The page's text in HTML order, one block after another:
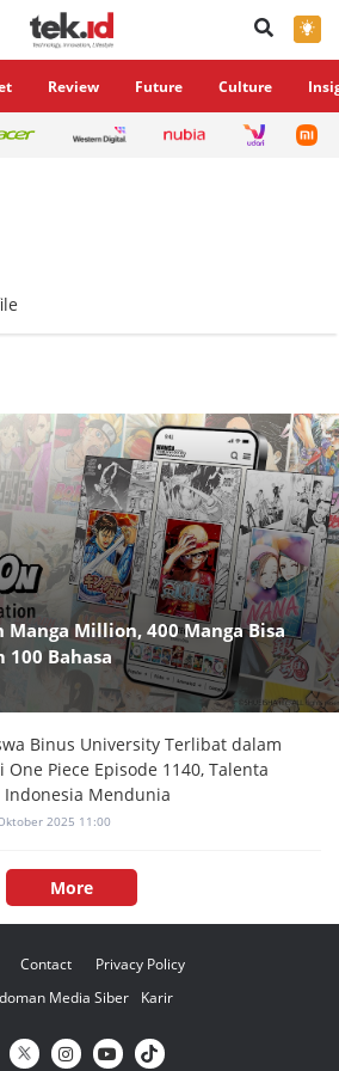
×
Review Future Culture
Manga Million, 400 Manga Bisa
100 Bahasa
Binus University Terlibat dalam
One Piece Episode 1140, Talenta
Indonesia Mendunia
2025 11:00
More
Contact
Privacy Policy
Media Siber
Karir